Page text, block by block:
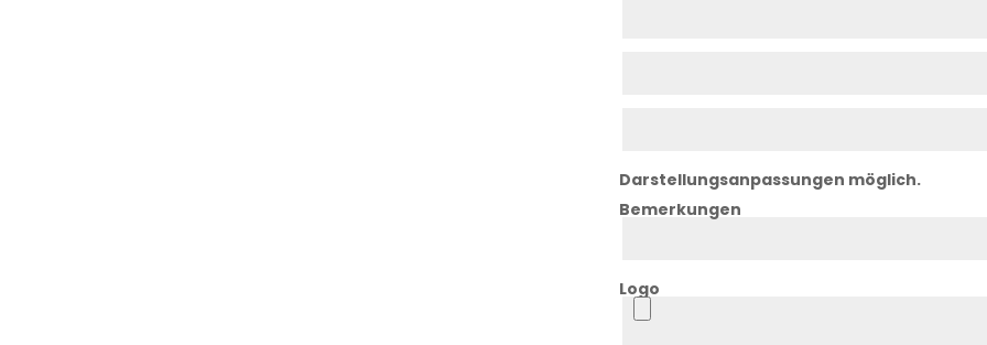
Darstellungsanpassungen möglich.
Bemerkungen
Bemerkung
Logo
Logo